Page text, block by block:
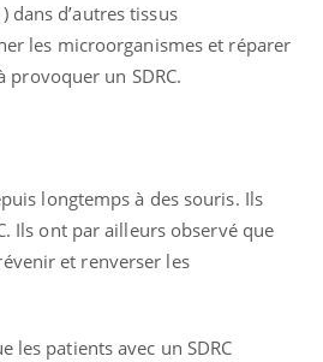
d’autres tissus
les microorganismes et réparer
un SDRC.
longtemps à des souris. Ils
Ils ont par ailleurs observé que
et renverser les
patients avec un SDRC
jumeau numérique » pour
l’accès à la médecine
Youtube
» permet ...